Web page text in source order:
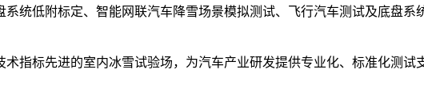
统低附标定、智能网联汽车降雪场景模拟测试、飞行汽车测试及底盘
标先进的室内冰雪试验场，为汽车产业研发提供专业化、标准化测试支